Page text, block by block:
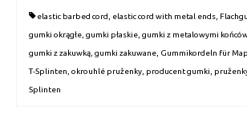
elastic barbed cord elastic cord with metal ends
gumki okrągłe gumki płaskie gumki z metalowymi
gumki z zakuwką gumki zakuwane Gummikordeln für
T-Splinten okrouhlé pruženky producent gumki
Splinten